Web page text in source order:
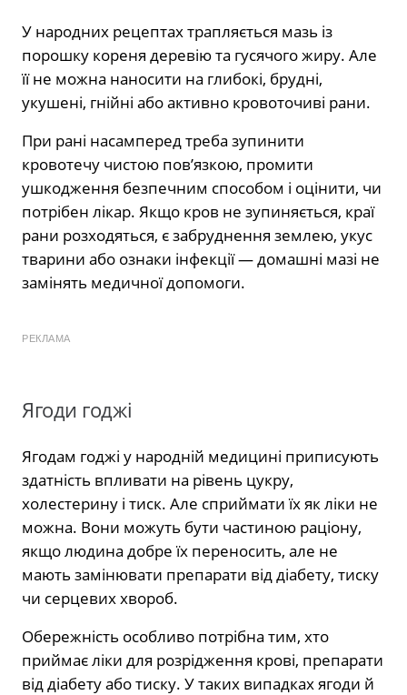
У народних рецептах трапляється мазь із
порошку кореня деревію та гусячого жиру. Але
її не можна наносити на глибокі, брудні,
укушені, гнійні або активно кровоточиві рани.
При рані насамперед треба зупинити
кровотечу чистою пов’язкою, промити
ушкодження безпечним способом і оцінити, чи
потрібен лікар. Якщо кров не зупиняється, краї
рани розходяться, є забруднення землею, укус
тварини або ознаки інфекції — домашні мазі не
замінять медичної допомоги.
РЕКЛАМА
Ягоди годжі
Ягодам годжі у народній медицині приписують
здатність впливати на рівень цукру,
холестерину і тиск. Але сприймати їх як ліки не
можна. Вони можуть бути частиною раціону,
якщо людина добре їх переносить, але не
мають замінювати препарати від діабету, тиску
чи серцевих хвороб.
Обережність особливо потрібна тим, хто
приймає ліки для розрідження крові, препарати
від діабету або тиску. У таких випадках ягоди й